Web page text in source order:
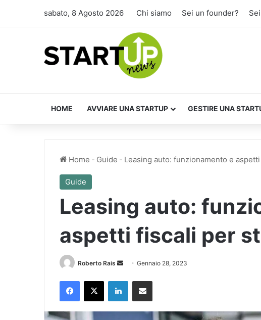
sabato, 8 Agosto 2026 Chi siamo Sei un founder?
HOME AVVIARE UNA STARTUP GESTIRE UNA
Home - Guide - Leasing auto: funzionamento e
Guide
Leasing auto:
aspetti fiscali per
Roberto Rais
Invia Gennaio 28, 2023
Facebook
X LinkedInCondividi via Email